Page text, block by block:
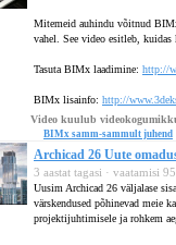
Mitemeid auhindu võitnud
vahel. See video esitleb,
Tasuta BIMx laadimine: http://
BIMx lisainfo: http://
Video kuulub
BIMx samm-sammult juhend
Archicad 26 Uute
3 aastat tagasi · vaatamisi
Uusim Archicad 26 väljalase
värskendused põhinevad meie
projektijuhtimisele ja rohkem